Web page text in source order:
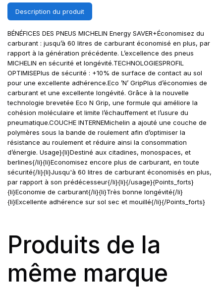
Description du produit
BÉNÉFICES DES PNEUS MICHELIN Energy SAVER+Économisez du
carburant : jusqu’à 60 litres de carburant économisé en plus, par
rapport à la génération précédente. L’excellence des pneus
MICHELIN en sécurité et longévité.TECHNOLOGIESPROFIL
OPTIMISEPlus de sécurité : +10% de surface de contact au sol
pour une excellente adhérence.Eco ’N’ GripPlus d’économies de
carburant et une excellente longévité. Grâce à la nouvelle
technologie brevetée Eco N Grip, une formule qui améliore la
cohésion moléculaire et limite l’échauffement et l’usure du
pneumatique.COUCHE INTERNEMichelin a ajouté une couche de
polymères sous la bande de roulement afin d’optimiser la
résistance au roulement et réduire ainsi la consommation
d’énergie. Usage}{li}Destiné aux citadines, monospaces, et
berlines{/li}{li}Economisez encore plus de carburant, en toute
sécurité{/li}{li}Jusqu'à 60 litres de carburant économisés en plus,
par rapport à son prédécesseur{/li}{li}{/usage}{Points_forts}
{li}Economie de carburant{/li}{li}Très bonne longévité{/li}
{li}Excellente adhérence sur sol sec et mouillé{/li}{/Points_forts}
Produits de la
même marque